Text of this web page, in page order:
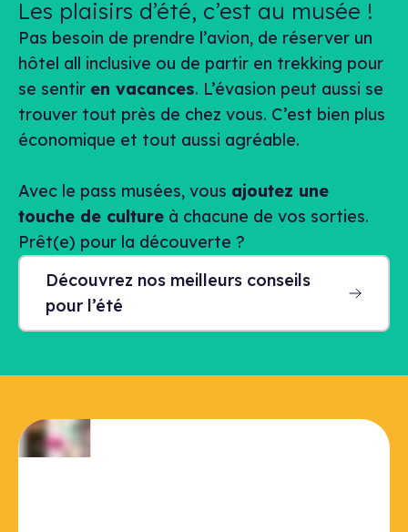
Les plaisirs d’été, c’est au musée !
Pas besoin de prendre l’avion, de réserver un
hôtel all inclusive ou de partir en trekking pour
se sentir en vacances. L’évasion peut aussi se
trouver tout près de chez vous. C’est bien plus
économique et tout aussi agréable.
Avec le pass musées, vous ajoutez une
touche de culture à chacune de vos sorties.
Prêt(e) pour la découverte ?
Découvrez nos meilleurs conseils
pour l’été